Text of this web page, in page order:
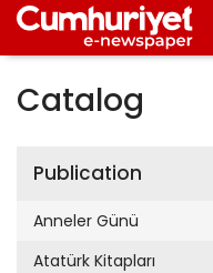
Catalog
Publication
Anneler Günü
Atatürk Kitapları